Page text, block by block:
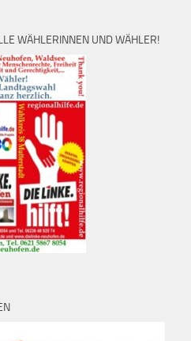
WÄHLERINNEN UND WÄHLER!